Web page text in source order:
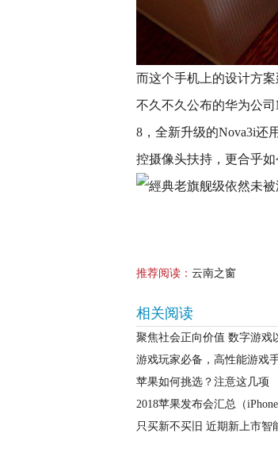
而这个手机上的设计方
不久不久公布的华为公
8，全新升级的Nova3i还
控摄像头扶持，更合乎如
推荐阅读： 云南之窗
相关阅读
聚焦社会正向价值 数字游戏
游戏玩家必备，高性能游戏
苹果如何挑选？注意这几项
2018苹果发布会汇总（
只买新不买旧 近期新上市智